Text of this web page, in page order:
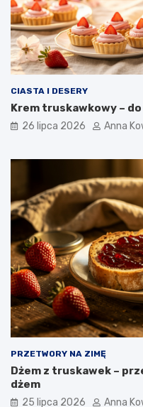
CIASTA I DESERY
Krem truskawkowy –
26 lipca 2026 Anna
PRZETWORY NA ZIMĘ
Dżem z truskawek –
dżem
25 lipca 2026 Anna